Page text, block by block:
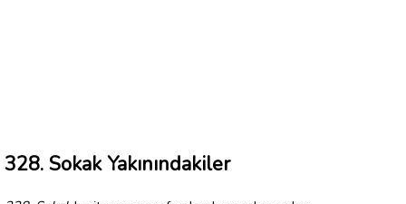
328. Sokak Yakınındakiler